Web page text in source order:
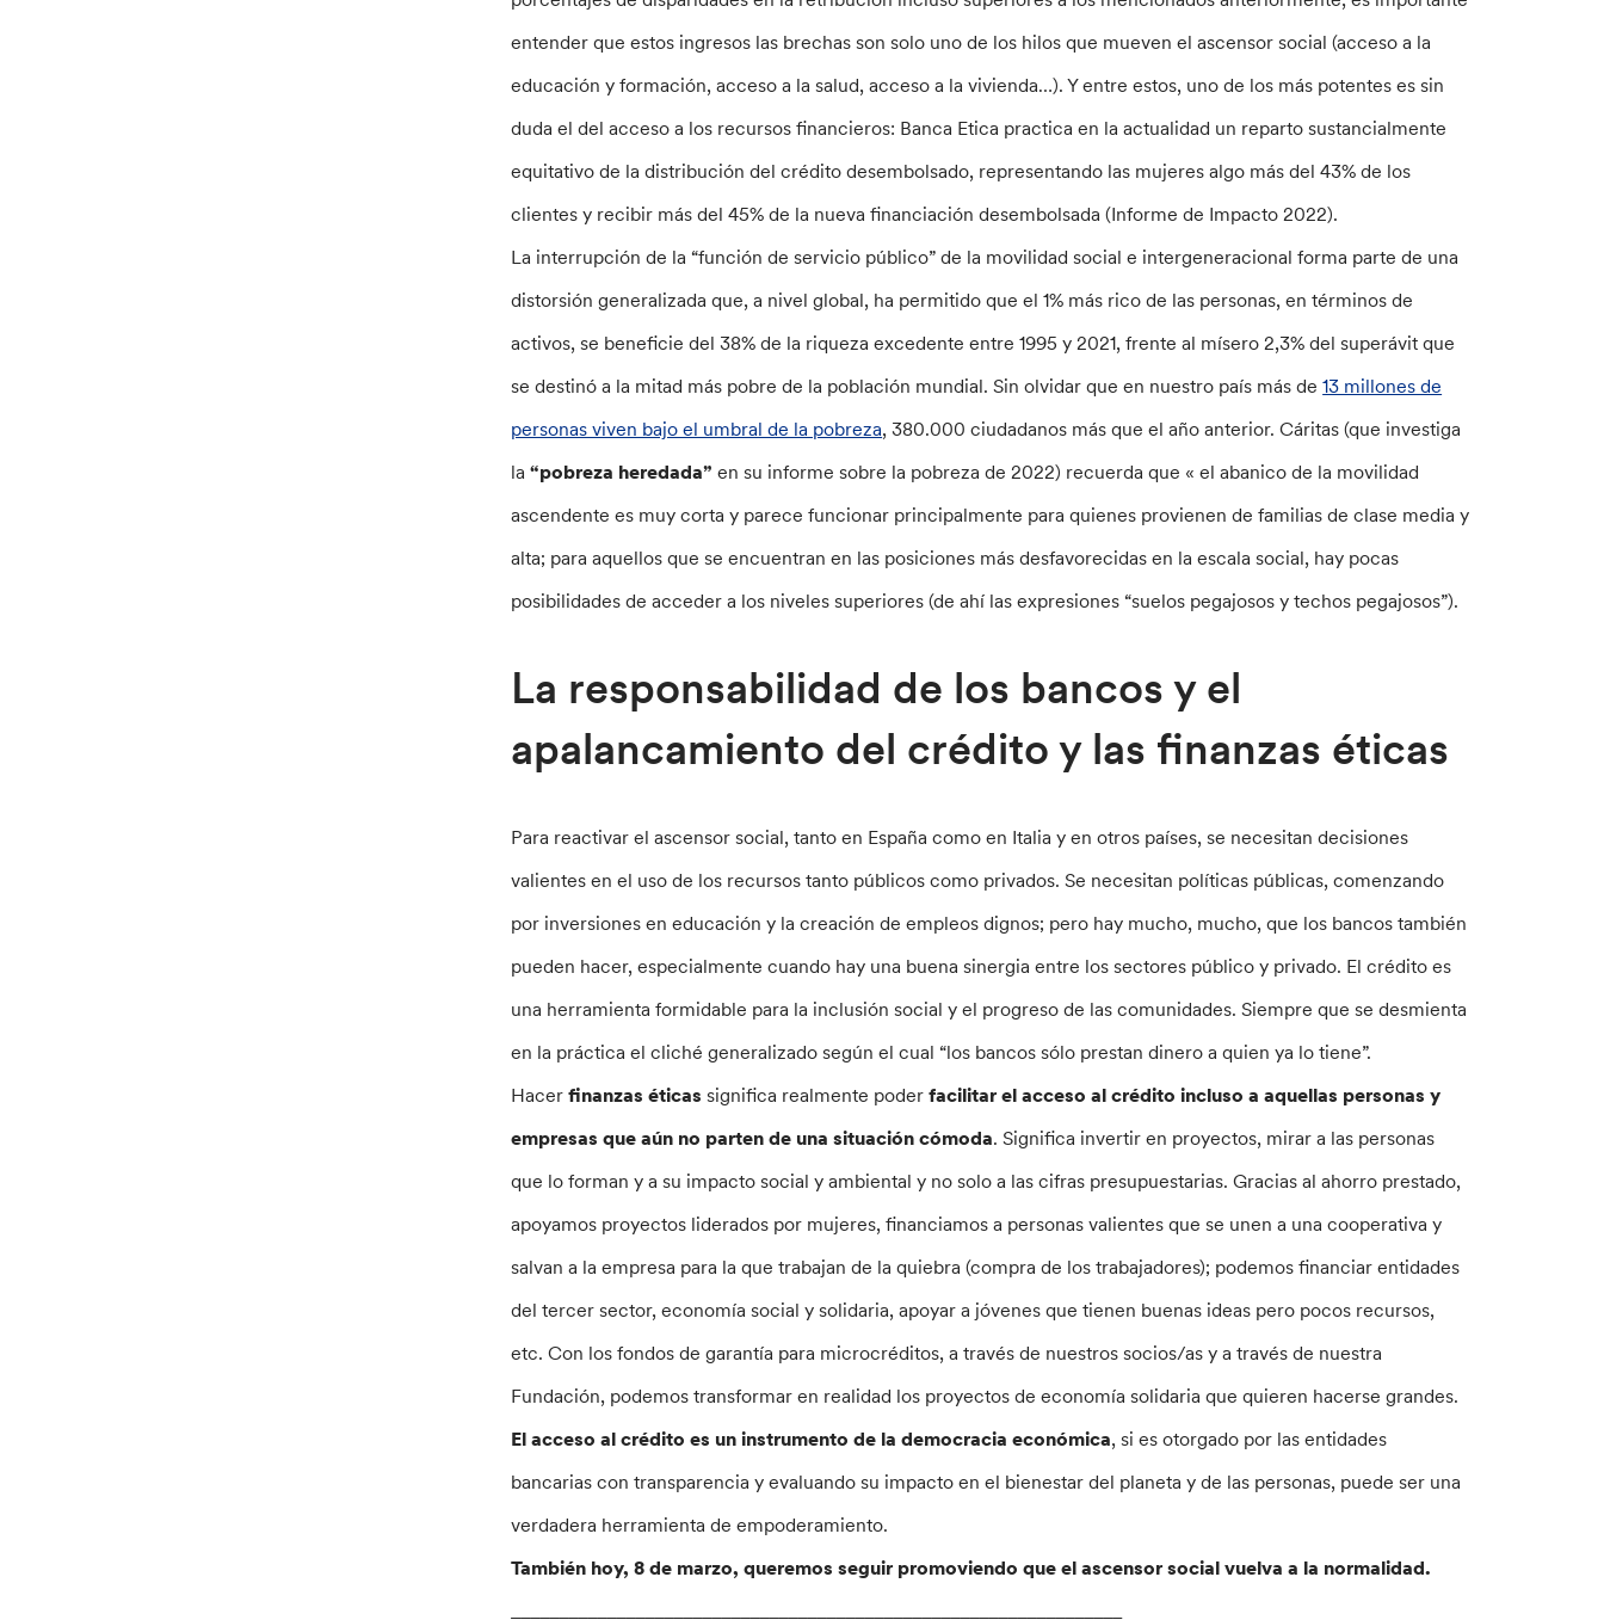
entender que estos ingresos las brechas son solo uno de los hilos que mueven el ascensor social (acceso a la
educación y formación, acceso a la salud, acceso a la vivienda…). Y entre estos, uno de los más potentes es sin
duda el del acceso a los recursos financieros: Banca Etica practica en la actualidad un reparto sustancialmente
equitativo de la distribución del crédito desembolsado, representando las mujeres algo más del 43% de los
clientes y recibir más del 45% de la nueva financiación desembolsada (Informe de Impacto 2022).
La interrupción de la “función de servicio público” de la movilidad social e intergeneracional forma parte de una
distorsión generalizada que, a nivel global, ha permitido que el 1% más rico de las personas, en términos de
activos, se beneficie del 38% de la riqueza excedente entre 1995 y 2021, frente al mísero 2,3% del superávit que
se destinó a la mitad más pobre de la población mundial. Sin olvidar que en nuestro país más de13 millones de
personas viven bajo el umbral de la pobreza, 380.000 ciudadanos más que el año anterior. Cáritas (que investiga
la“pobreza heredada”en su informe sobre la pobreza de 2022) recuerda que « el abanico de la movilidad
ascendente es muy corta y parece funcionar principalmente para quienes provienen de familias de clase media y
alta; para aquellos que se encuentran en las posiciones más desfavorecidas en la escala social, hay pocas
posibilidades de acceder a los niveles superiores (de ahí las expresiones “suelos pegajosos y techos pegajosos”).
La responsabilidad de los bancos y el
apalancamiento del crédito y las finanzas éticas
Para reactivar el ascensor social, tanto en España como en Italia y en otros países, se necesitan decisiones
valientes en el uso de los recursos tanto públicos como privados. Se necesitan políticas públicas, comenzando
por inversiones en educación y la creación de empleos dignos; pero hay mucho, mucho, que los bancos también
pueden hacer, especialmente cuando hay una buena sinergia entre los sectores público y privado. El crédito es
una herramienta formidable para la inclusión social y el progreso de las comunidades. Siempre que se desmienta
en la práctica el cliché generalizado según el cual “los bancos sólo prestan dinero a quien ya lo tiene”.
Hacerfinanzas éticas significa realmente poderfacilitar el acceso al crédito incluso a aquellas personas y
empresas que aún no parten de una situación cómoda. Significa invertir en proyectos, mirar a las personas
que lo forman y a su impacto social y ambiental y no solo a las cifras presupuestarias. Gracias al ahorro prestado,
apoyamos proyectos liderados por mujeres, financiamos a personas valientes que se unen a una cooperativa y
salvan a la empresa para la que trabajan de la quiebra (compra de los trabajadores); podemos financiar entidades
del tercer sector, economía social y solidaria, apoyar a jóvenes que tienen buenas ideas pero pocos recursos,
etc. Con los fondos de garantía para microcréditos, a través de nuestros socios/as y a través de nuestra
Fundación, podemos transformar en realidad los proyectos de economía solidaria que quieren hacerse grandes.
El acceso al crédito es un instrumento de la democracia económica, si es otorgado por las entidades
bancarias con transparencia y evaluando su impacto en el bienestar del planeta y de las personas, puede ser una
verdadera herramienta de empoderamiento.
También hoy, 8 de marzo, queremos seguir promoviendo que el ascensor social vuelva a la normalidad.